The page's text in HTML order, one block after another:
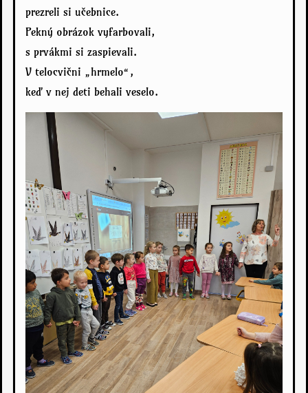
prezreli si učebnice.
Pekný obrázok vyfarbovali,
s prvákmi si zaspievali.
V telocvični „hrmelo“,
keď v nej deti behali veselo.